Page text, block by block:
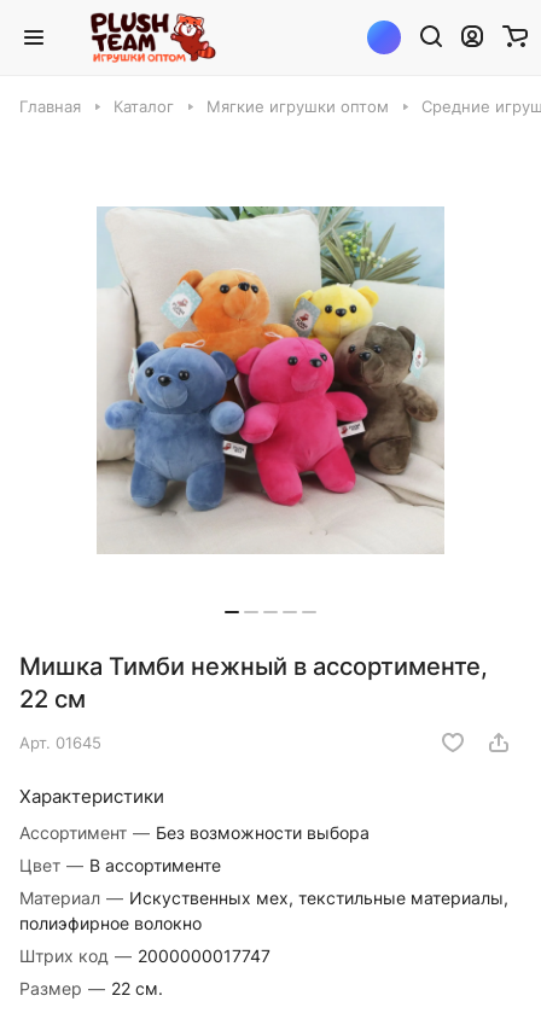
Главная Каталог Мягкие игрушки оптом Средние
Мишка Тимби нежный в ассортименте,
22 см
Арт. 01645
Характеристики
Ассортимент — Без возможности выбора
Цвет — В ассортименте
Материал — Искуственных мех, текстильные материалы,
полиэфирное волокно
Штрих код — 2000000017747
Размер — 22 см.